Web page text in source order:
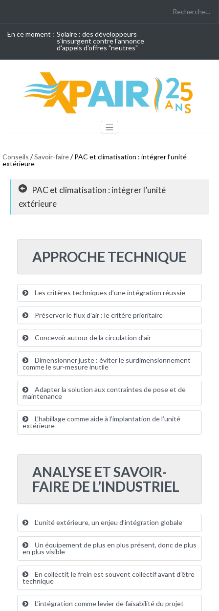
En ce moment : Solaire : des développeurs
s'insurgent contre l'annonce
d'appels d'offres "neutres"
Conseils /Savoir-faire/ PAC et climatisation : intégrer l’unité
extérieure
PAC et climatisation : intégrer l’unité
extérieure
APPROCHE TECHNIQUE
Les critères techniques d’une intégration réussie
Préserver le flux d’air : le critère prioritaire
Concevoir autour de la circulation d’air
Dimensionner juste : éviter le surdimensionnement
comme le sur-mesure inutile
Adapter la solution aux contraintes de pose et de
maintenance
L’habillage comme aide à l’implantation de l’unité
extérieure
ANALYSE ET SAVOIR-
FAIRE DE L’INDUSTRIEL
L’unité extérieure, un enjeu d’intégration globale
Un équipement de plus en plus présent, donc de plus
en plus visible
En collectif, le frein est souvent collectif avant d’être
technique
L’intégration comme levier de faisabilité du projet